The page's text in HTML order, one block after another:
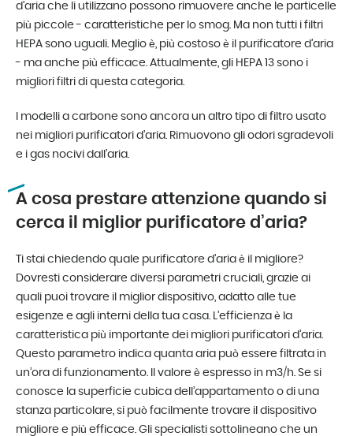
d’aria che li utilizzano possono rimuovere anche le particelle
più piccole - caratteristiche per lo smog. Ma non tutti i filtri
HEPA sono uguali. Meglio è, più costoso è il purificatore d’aria
- ma anche più efficace. Attualmente, gli HEPA 13 sono i
migliori filtri di questa categoria.
I modelli a carbone sono ancora un altro tipo di filtro usato
nei migliori purificatori d’aria. Rimuovono gli odori sgradevoli
e i gas nocivi dall’aria.
A cosa prestare attenzione quando si
cerca il miglior purificatore d’aria?
Ti stai chiedendo quale purificatore d’aria è il migliore?
Dovresti considerare diversi parametri cruciali, grazie ai
quali puoi trovare il miglior dispositivo, adatto alle tue
esigenze e agli interni della tua casa. L’efficienza è la
caratteristica più importante dei migliori purificatori d’aria.
Questo parametro indica quanta aria può essere filtrata in
un’ora di funzionamento. Il valore è espresso in m3/h. Se si
conosce la superficie cubica dell’appartamento o di una
stanza particolare, si può facilmente trovare il dispositivo
migliore e più efficace. Gli specialisti sottolineano che un